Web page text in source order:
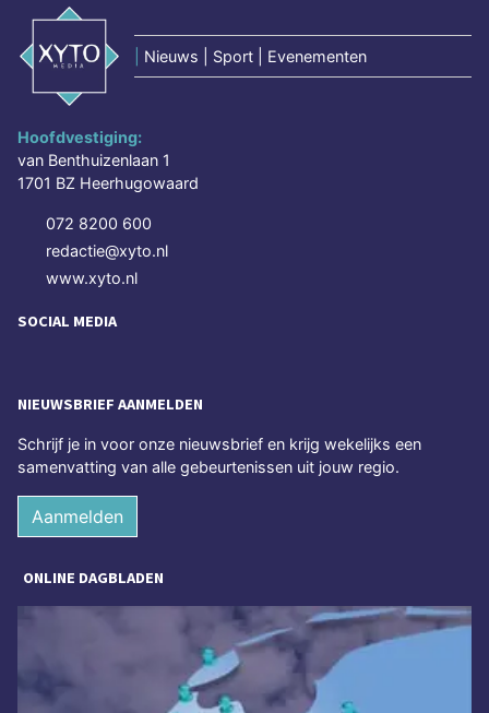
Nieuws | Sport | Evenementen
Hoofdvestiging:
van Benthuizenlaan 1
1701 BZ Heerhugowaard
072 8200 600
redactie@xyto.nl
www.xyto.nl
SOCIAL MEDIA
NIEUWSBRIEF AANMELDEN
Schrijf je in voor onze nieuwsbrief en krijg wekelijks een
samenvatting van alle gebeurtenissen uit jouw regio.
Aanmelden
ONLINE DAGBLADEN